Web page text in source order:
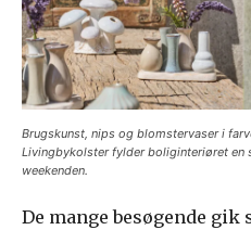
Brugskunst, nips og blomstervaser i
Livingbykolster fylder boliginteriøret en
weekenden.
De mange besøgende